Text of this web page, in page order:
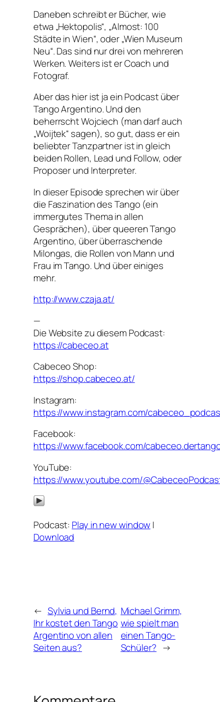
Daneben schreibt er Bücher, wie
etwa „Hektopolis“, „Almost: 100
Städte in Wien“, oder „Wien Museum
Neu“. Das sind nur drei von mehreren
Werken. Weiters ist er Coach und
Fotograf.
Aber das hier ist ja ein Podcast über
Tango Argentino. Und den
beherrscht Wojciech (man darf auch
„Woijtek“ sagen), so gut, dass er ein
beliebter Tanzpartner ist in gleich
beiden Rollen, Lead und Follow, oder
Proposer und Interpreter.
In dieser Episode sprechen wir über
die Faszination des Tango (ein
immergutes Thema in allen
Gesprächen), über queeren Tango
Argentino, über überraschende
Milongas, die Rollen von Mann und
Frau im Tango. Und über einiges
mehr.
http://www.czaja.at/
—
Die Website zu diesem Podcast:
https://cabeceo.at
Cabeceo Shop:
https://shop.cabeceo.at/
Instagram:
https://www.instagram.com/
Facebook:
https://www.facebook.com/
YouTube:
https://www.youtube.com/
Podcast: Play in new window|
Download
← Sylvia und Bernd,
Ihr kostet den Tango
Argentino von allen
Seiten aus?
Michael Grimm,
wie spielt man
einen Tango-
Schüler? →